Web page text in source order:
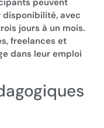
avec
jours à un mois.
freelances et
dans leur emploi